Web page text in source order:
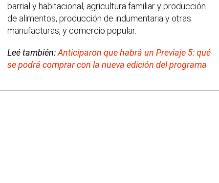
barrial y habitacional, agricultura familiar y producción
de alimentos, producción de indumentaria y otras
manufacturas, y comercio popular.
Leé también:Anticiparon que habrá un Previaje 5: qué
se podrá comprar con la nueva edición del programa